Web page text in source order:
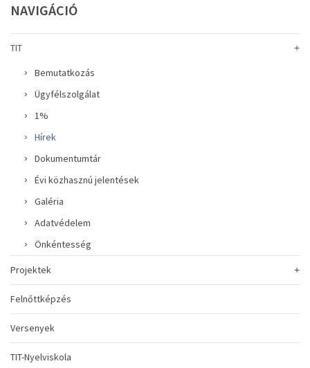
NAVIGÁCIÓ
TIT
Bemutatkozás
Ügyfélszolgálat
1%
Hírek
Dokumentumtár
Évi közhasznú jelentések
Galéria
Adatvédelem
Önkéntesség
Projektek
Felnőttképzés
Versenyek
TIT-Nyelviskola